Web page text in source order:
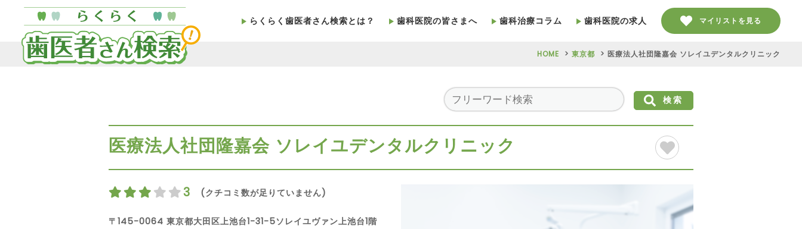
らくらく歯医者さん検索とは？ 歯科医院の皆さまへ 歯科治療コラム 歯科医院の求人 マイリストを見る
HOME 東京都 医療法人社団隆嘉会 ソレイユデンタルクリニック
検索
医療法人社団隆嘉会 ソレイユデンタルクリニック
3 (クチコミ数が足りていません)
〒145-0064 東京都大田区上池台1-31-5ソレイユヴァン上池台1階